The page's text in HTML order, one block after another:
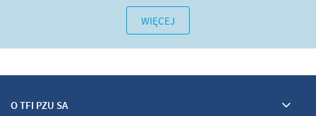
WIĘCEJ
O TFI PZU SA